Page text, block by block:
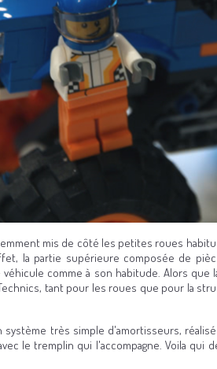
mis de côté les petites roues
la partie supérieure composée de
comme à son habitude. Alors que
tant pour les roues que pour la
très simple d'amortisseurs,
le tremplin qui l'accompagne. Voila qui